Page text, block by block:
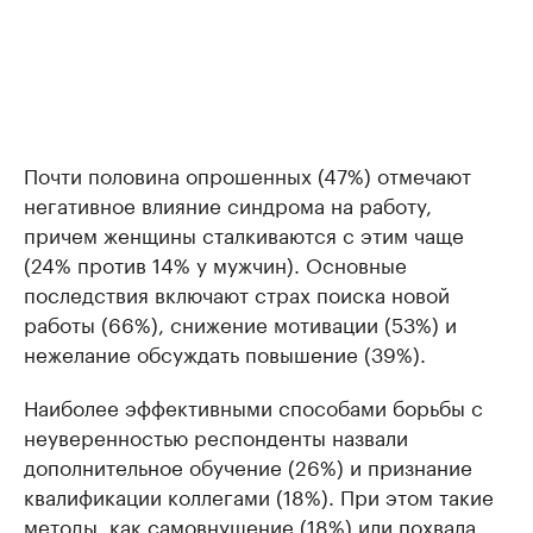
Почти половина опрошенных (47%) отмечают
негативное влияние синдрома на работу,
причем женщины сталкиваются с этим чаще
(24% против 14% у мужчин). Основные
последствия включают страх поиска новой
работы (66%), снижение мотивации (53%) и
нежелание обсуждать повышение (39%).
Наиболее эффективными способами борьбы с
неуверенностью респонденты назвали
дополнительное обучение (26%) и признание
квалификации коллегами (18%). При этом такие
методы, как самовнушение (18%) или похвала